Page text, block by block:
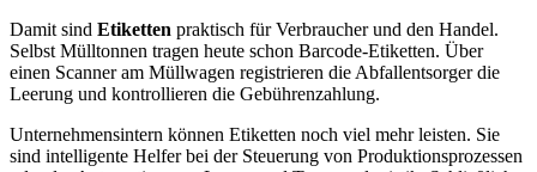
Damit sind Etiketten praktisch für Verbraucher und den Handel.
Selbst Mülltonnen tragen heute schon Barcode-Etiketten. Über
einen Scanner am Müllwagen registrieren die Abfallentsorger die
Leerung und kontrollieren die Gebührenzahlung.
Unternehmensintern können Etiketten noch viel mehr leisten. Sie
sind intelligente Helfer bei der Steuerung von Produktionsprozessen